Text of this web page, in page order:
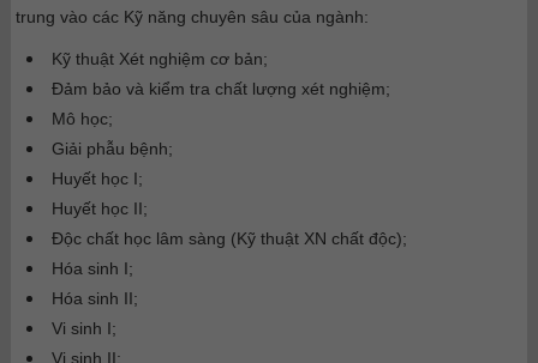
trung vào các Kỹ năng chuyên sâu của ngành:
Kỹ thuật Xét nghiệm cơ bản;
Đảm bảo và kiểm tra chất lượng xét nghiệm;
Mô học;
Giải phẫu bệnh;
Huyết học I;
Huyết học II;
Độc chất học lâm sàng (Kỹ thuật XN chất độc);
Hóa sinh I;
Hóa sinh II;
Vi sinh I;
Vi sinh II;